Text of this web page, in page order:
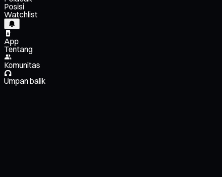
Posisi
Watchlist
App
Tentang
Komunitas
Umpan balik